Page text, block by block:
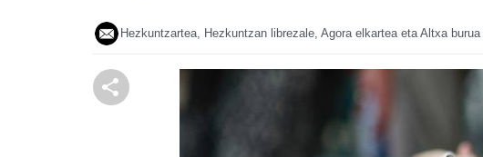
Hezkuntzartea, Hezkuntzan librezale, Agora elkartea eta Altxa burua